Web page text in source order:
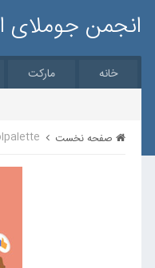
انجمن جوملای
خانه مارکت
صفحه نخست